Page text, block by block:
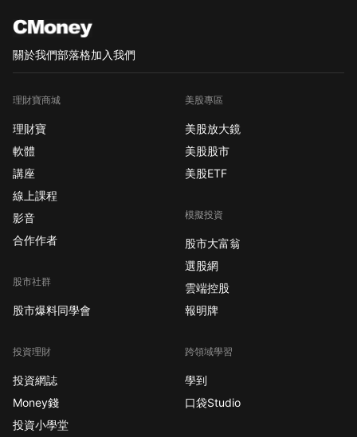
關於我們部落格加入我們
理財寶商城
理財寶
軟體
講座
線上課程
影音
合作作者
股市社群
股市爆料同學會
投資理財
投資網誌
Money錢
投資小學堂
美股專區
美股放大鏡
美股股市
美股ETF
模擬投資
股市大富翁
選股網
雲端控股
報明牌
跨領域學習
學到
口袋Studio